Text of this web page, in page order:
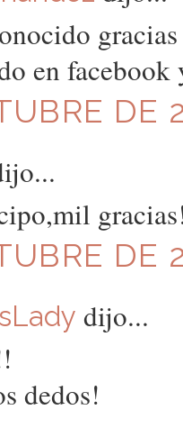
en
DE
DE
dijo...
dedos!